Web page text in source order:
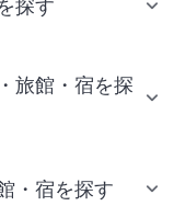
探す
旅館・宿を探
・宿を探す